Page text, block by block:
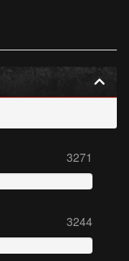
3271
3244